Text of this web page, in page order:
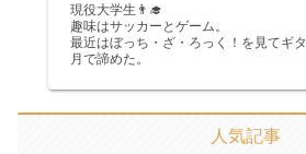
現役大学生👨‍🎓
趣味はサッカーとゲーム。
最近はぼっち・ざ・ろっく！を見てギ
月で諦めた。
人気記事